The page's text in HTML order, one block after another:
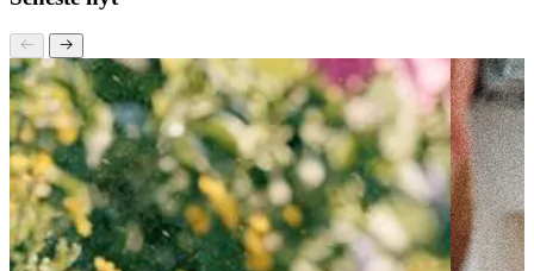
tilstedeværelse her
Seneste nyt